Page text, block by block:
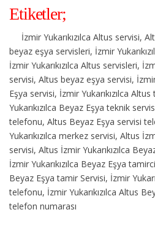
Etiketler;
İzmir Yukarıkızılca Altus servisi,
beyaz eşya servisleri, İzmir
İzmir Yukarıkızılca Altus servisleri,
servisi, Altus beyaz eşya servisi,
Eşya servisi, İzmir Yukarıkızılca
Yukarıkızılca Beyaz Eşya teknik
telefonu, Altus Beyaz Eşya servisi
Yukarıkızılca merkez servisi, Altus
servisi, Altus İzmir Yukarıkızılca
İzmir Yukarıkızılca Beyaz Eşya
Beyaz Eşya tamir Servisi, İzmir
telefonu, İzmir Yukarıkızılca Altus
telefon numarası